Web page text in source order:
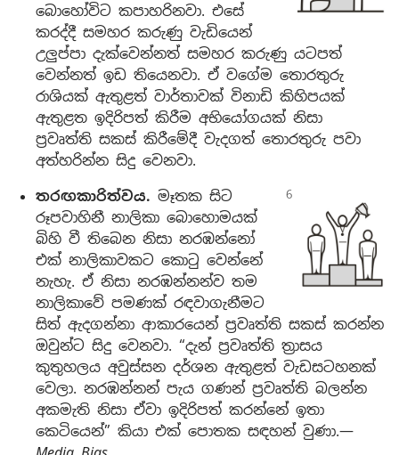
බොහෝවිට කපාහරිනවා. එසේ
කරද්දී සමහර කරුණු වැඩියෙන්
උලුප්පා දැක්වෙන්නත් සමහර කරුණු යටපත්
වෙන්නත් ඉඩ තියෙනවා. ඒ වගේම තොරතුරු
රාශියක් ඇතුළත් වාර්තාවක් විනාඩි කිහිපයක්
ඇතුළත ඉදිරිපත් කිරීම අභියෝගයක් නිසා
ප්‍රවෘත්ති සකස් කිරීමේදී වැදගත් තොරතුරු පවා
අත්හරින්න සිදු වෙනවා.
තරඟකාරිත්වය. මෑතක සිට
රූපවාහිනී නාලිකා බොහොමයක්
බිහි වී තිබෙන නිසා නරඹන්නෝ
එක් නාලිකාවකට කොටු වෙන්නේ
නැහැ. ඒ නිසා නරඹන්නන්ව තම
නාලිකාවේ පමණක් රඳවාගැනීමට
සිත් ඇදගන්නා ආකාරයෙන් ප්‍රවෘත්ති සකස් කරන්න
ඔවුන්ට සිදු වෙනවා. “දැන් ප්‍රවෘත්ති ත්‍රාසය
කුතුහලය අවුස්සන දර්ශන ඇතුළත් වැඩසටහනක්
වෙලා. නරඹන්නන් පැය ගණන් ප්‍රවෘත්ති බලන්න
අකමැති නිසා ඒවා ඉදිරිපත් කරන්නේ ඉතා
කෙටියෙන්” කියා එක් පොතක සඳහන් වුණා.—